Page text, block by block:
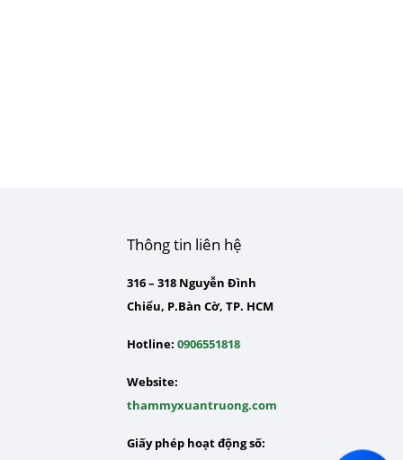
Thông tin liên hệ
316 – 318 Nguyễn Đình
Chiểu, P.Bàn Cờ, TP. HCM
Hotline: 0906551818
Website:
thammyxuantruong.com
Giấy phép hoạt động số: